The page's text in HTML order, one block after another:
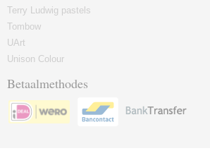
Terry Ludwig pastels
Tombow
UArt
Unison Colour
Betaalmethodes